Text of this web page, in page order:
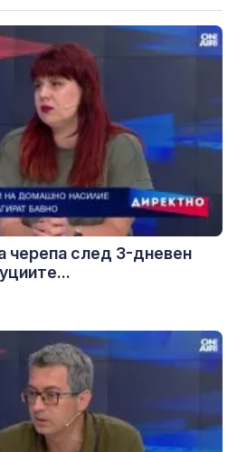
черепа след 3-дневен